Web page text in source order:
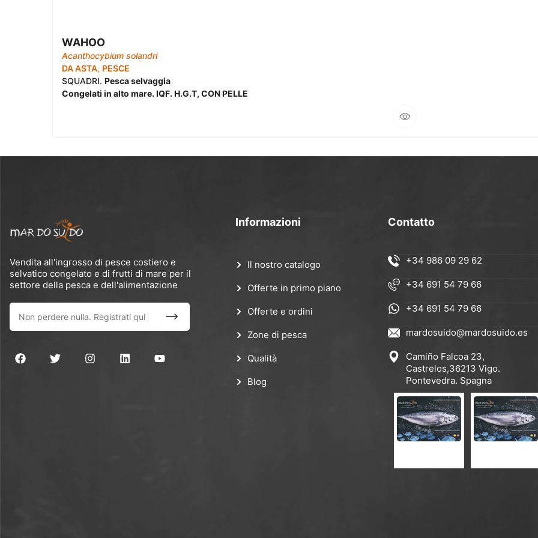
WAHOO
Acanthocybium solandri
DA ASTA, PESCE
SQUADRI. Pesca selvaggia
Congelati in alto mare. IQF. H.G.T, CON PELLE
Vendita all'ingrosso di pesce costiero e
selvatico congelato e di frutti di mare per il
settore della pesca e dell'alimentazione
Informazioni
Il nostro catalogo
Offerte in primo piano
Offerte e ordini
Zone di pesca
Qualità
Blog
Contatto
+34 986 09 29 62
+34 691 54 79 66
+34 691 54 79 66
mardosuido@mardosuido.es
Camiño Falcoa 23,
Castrelos,36213 Vigo.
Pontevedra. Spagna